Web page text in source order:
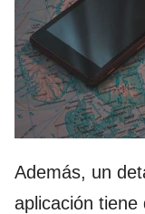
Además, un
aplicación